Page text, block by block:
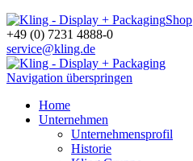
Shop
+49 (0) 7231 4888-0
service@kling.de
Navigation überspringen
Home
Unternehmen
Unternehmensprofil
Historie